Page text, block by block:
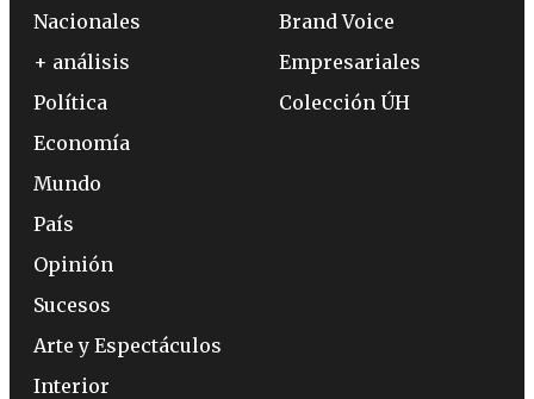
Nacionales
+ análisis
Política
Economía
Mundo
País
Opinión
Sucesos
Arte y Espectáculos
Interior
Brand Voice
Empresariales
Colección ÚH